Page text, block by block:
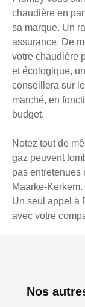
chaudière en
sa marque. Un
assurance. De
votre chaudière
et écologique,
conseillera sur
marché, en
budget.
Notez tout de
gaz peuvent
pas entretenues
Maarke-Kerkem.
Un seul appel à
avec votre
Nos